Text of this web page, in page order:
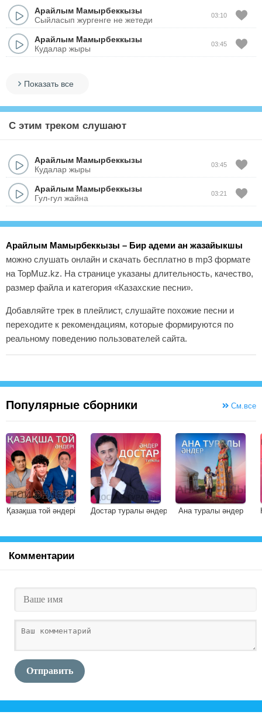
Арайлым Мамырбеккызы
Сыйласып жургенге не жетеди
03:10
Арайлым Мамырбеккызы
Кудалар жыры
03:45
Показать все
С этим треком слушают
Арайлым Мамырбеккызы
Кудалар жыры
03:45
Арайлым Мамырбеккызы
Гул-гул жайна
03:21
Арайлым Мамырбеккызы – Бир адеми ан жазайыкшы
можно слушать онлайн и скачать бесплатно в mp3 формате
на TopMuz.kz. На странице указаны длительность, качество,
размер файла и категория «Казахские песни».
Добавляйте трек в плейлист, слушайте похожие песни и
переходите к рекомендациям, которые формируются по
реальному поведению пользователей сайта.
Популярные сборники См.все
Қазақша той әндері Достар туралы әндер Ана туралы әндер
Комментарии
Отправить